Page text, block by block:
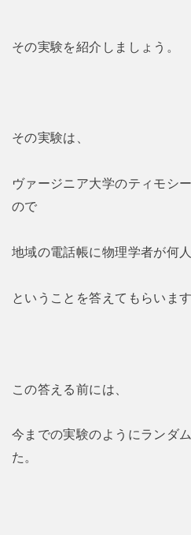
その実験を紹介しましょう。
その実験は、
ヴァージニア大学のティモシ
ので
地域の電話帳に物理学者が何
ということを答えてもらいます
この答える前には、
今までの実験のようにランダ
た。